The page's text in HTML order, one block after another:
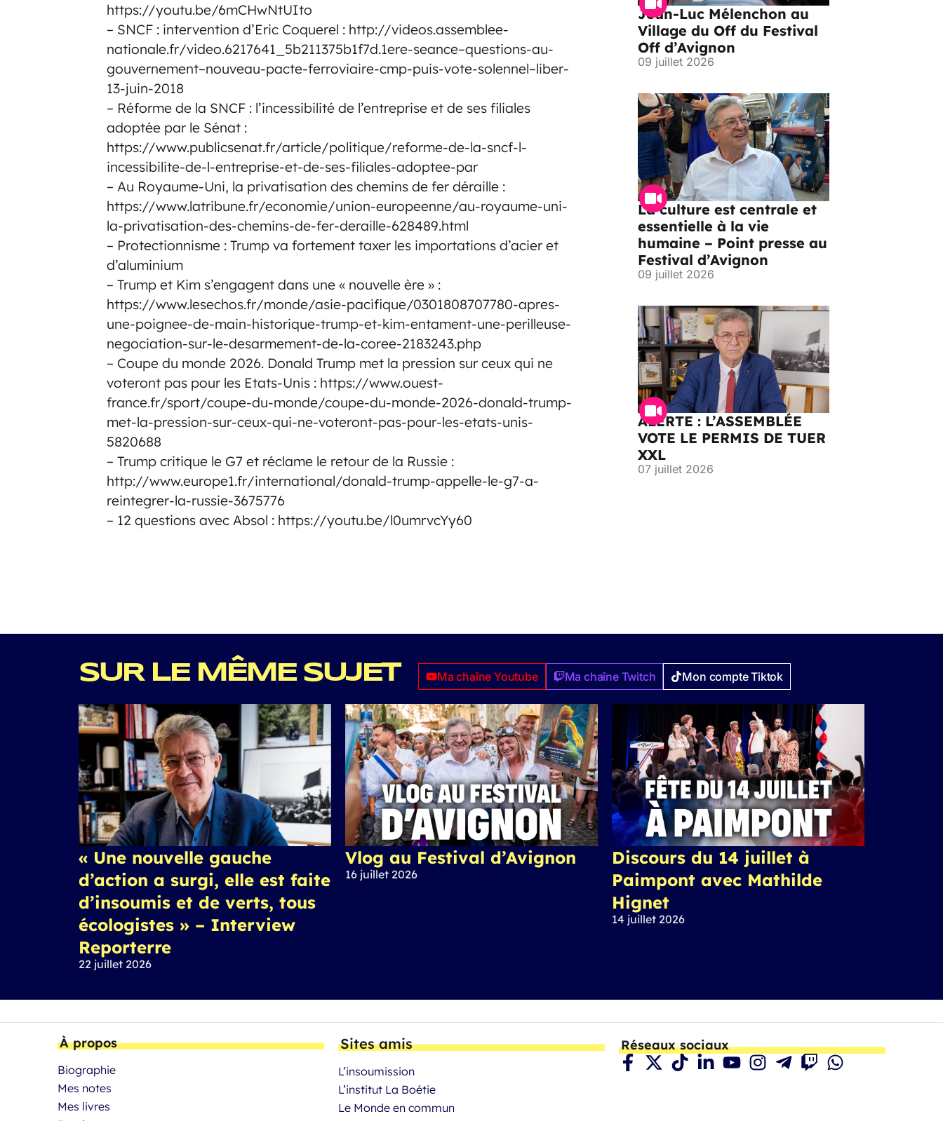
https://youtu.be/6mCHwNtUIto
– SNCF : intervention d’Eric Coquerel : http://videos.assemblee-
nationale.fr/video.6217641_5b211375b1f7d.1ere-seance–questions-au-
gouvernement–nouveau-pacte-ferroviaire-cmp-puis-vote-solennel–liber-
13-juin-2018
– Réforme de la SNCF : l’incessibilité de l’entreprise et de ses filiales
adoptée par le Sénat :
https://www.publicsenat.fr/article/politique/reforme-de-la-sncf-l-
incessibilite-de-l-entreprise-et-de-ses-filiales-adoptee-par
– Au Royaume-Uni, la privatisation des chemins de fer déraille :
https://www.latribune.fr/economie/union-europeenne/au-royaume-uni-
la-privatisation-des-chemins-de-fer-deraille-628489.html
– Protectionnisme : Trump va fortement taxer les importations d’acier et
d’aluminium
– Trump et Kim s’engagent dans une « nouvelle ère » :
https://www.lesechos.fr/monde/asie-pacifique/0301808707780-apres-
une-poignee-de-main-historique-trump-et-kim-entament-une-perilleuse-
negociation-sur-le-desarmement-de-la-coree-2183243.php
– Coupe du monde 2026. Donald Trump met la pression sur ceux qui ne
voteront pas pour les Etats-Unis : https://www.ouest-
france.fr/sport/coupe-du-monde/coupe-du-monde-2026-donald-trump-
met-la-pression-sur-ceux-qui-ne-voteront-pas-pour-les-etats-unis-
5820688
– Trump critique le G7 et réclame le retour de la Russie :
http://www.europe1.fr/international/donald-trump-appelle-le-g7-a-
reintegrer-la-russie-3675776
– 12 questions avec Absol : https://youtu.be/l0umrvcYy60
Jean-Luc Mélenchon au
Village du Off du Festival
Off d’Avignon
09 juillet 2026
La culture est centrale et
essentielle à la vie
humaine – Point presse au
Festival d’Avignon
09 juillet 2026
ALERTE : L’ASSEMBLÉE
VOTE LE PERMIS DE TUER
XXL
07 juillet 2026
SUR LE MÊME SUJET Ma chaîne Youtube Ma chaîne Twitch Mon compte Tiktok
« Une nouvelle gauche
d’action a surgi, elle est faite
d’insoumis et de verts, tous
écologistes » – Interview
Reporterre
22 juillet 2026
Vlog au Festival d’Avignon
16 juillet 2026
Discours du 14 juillet à
Paimpont avec Mathilde
Hignet
14 juillet 2026
À propos
Biographie
Mes notes
Mes livres
Sites amis
L’insoumission
L’institut La Boétie
Le Monde en commun
Réseaux sociaux